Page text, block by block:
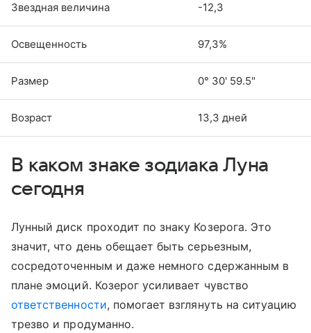
Звездная величина -12,3
Освещенность 97,3%
Размер 0° 30' 59.5"
Возраст 13,3 дней
В каком знаке зодиака Луна
сегодня
Лунный диск проходит по знаку Козерога. Это
значит, что день обещает быть серьезным,
сосредоточенным и даже немного сдержанным в
плане эмоций. Козерог усиливает чувство
ответственности, помогает взглянуть на ситуацию
трезво и продуманно.